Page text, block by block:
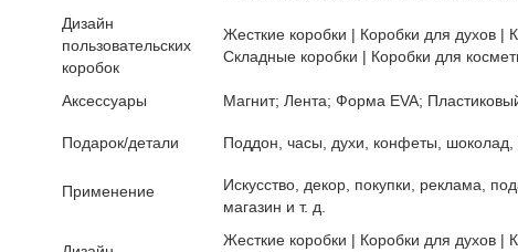
Дизайн
пользовательских
коробок
Жесткие коробки | Коробки для духов |
Складные коробки | Коробки для
Аксессуары Магнит; Лента; Форма EVA;
Подарок/детали Поддон, часы, духи, конфеты, шоколад,
Применение
Искусство, декор, покупки, реклама,
магазин и т. д.
Жесткие коробки | Коробки для духов |